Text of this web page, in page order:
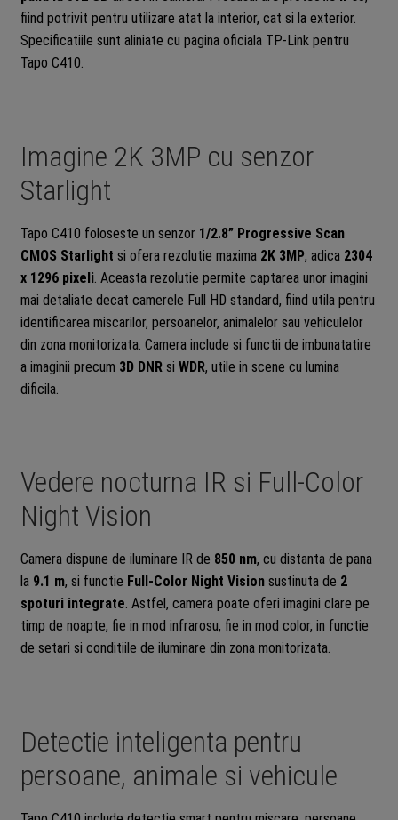
fiind potrivit pentru utilizare atat la interior, cat si la exterior.
Specificatiile sunt aliniate cu pagina oficiala TP-Link pentru
Tapo C410.
Imagine 2K 3MP cu senzor
Starlight
Tapo C410 foloseste un senzor 1/2.8” Progressive Scan
CMOS Starlight si ofera rezolutie maxima 2K 3MP, adica 2304
x 1296 pixeli. Aceasta rezolutie permite captarea unor imagini
mai detaliate decat camerele Full HD standard, fiind utila pentru
identificarea miscarilor, persoanelor, animalelor sau vehiculelor
din zona monitorizata. Camera include si functii de imbunatatire
a imaginii precum 3D DNRsi WDR, utile in scene cu lumina
dificila.
Vedere nocturna IR si Full-Color
Night Vision
Camera dispune de iluminare IR de 850 nm, cu distanta de pana
la 9.1 m, si functie Full-Color Night Visionsustinuta de 2
spoturi integrate. Astfel, camera poate oferi imagini clare pe
timp de noapte, fie in mod infrarosu, fie in mod color, in functie
de setari si conditiile de iluminare din zona monitorizata.
Detectie inteligenta pentru
persoane, animale si vehicule